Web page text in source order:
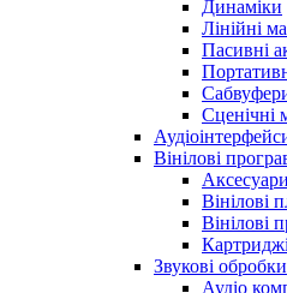
Динаміки
Лінійні
Пасивні
Сценічні
Вінілові
Вінілові
Вінілові
Звукові обробки
Аудіо